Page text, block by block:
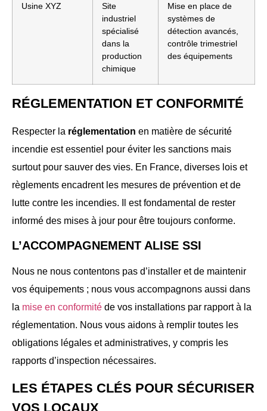
Usine XYZ
Site
industriel
spécialisé
dans la
production
chimique
Mise en place de
systèmes de
détection avancés,
contrôle trimestriel
des équipements
RÉGLEMENTATION ET CONFORMITÉ
Respecter la réglementation en matière de sécurité
incendie est essentiel pour éviter les sanctions mais
surtout pour sauver des vies. En France, diverses lois et
règlements encadrent les mesures de prévention et de
lutte contre les incendies. Il est fondamental de rester
informé des mises à jour pour être toujours conforme.
L’ACCOMPAGNEMENT ALISE SSI
Nous ne nous contentons pas d’installer et de maintenir
vos équipements ; nous vous accompagnons aussi dans
la mise en conformité de vos installations par rapport à la
réglementation. Nous vous aidons à remplir toutes les
obligations légales et administratives, y compris les
rapports d’inspection nécessaires.
LES ÉTAPES CLÉS POUR SÉCURISER
VOS LOCAUX